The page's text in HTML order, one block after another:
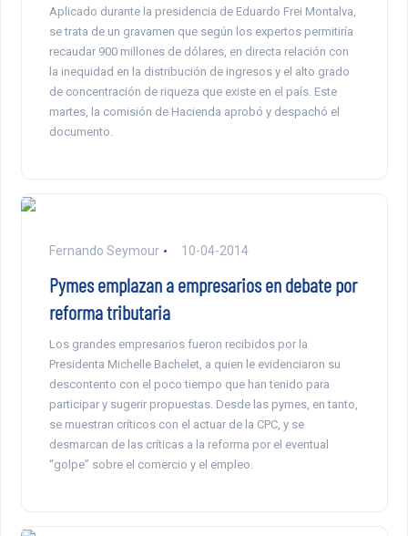
Aplicado durante la presidencia de Eduardo Frei Montalva,
se trata de un gravamen que según los expertos permitiría
recaudar 900 millones de dólares, en directa relación con
la inequidad en la distribución de ingresos y el alto grado
de concentración de riqueza que existe en el país. Este
martes, la comisión de Hacienda aprobó y despachó el
documento.
Fernando Seymour 10-04-2014
Pymes emplazan a empresarios en debate por
reforma tributaria
Los grandes empresarios fueron recibidos por la
Presidenta Michelle Bachelet, a quien le evidenciaron su
descontento con el poco tiempo que han tenido para
participar y sugerir propuestas. Desde las pymes, en tanto,
se muestran críticos con el actuar de la CPC, y se
desmarcan de las críticas a la reforma por el eventual
“golpe” sobre el comercio y el empleo.